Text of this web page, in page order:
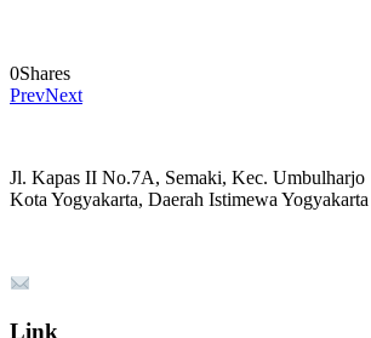
0Shares
PrevNext
Jl. Kapas II No.7A, Semaki, Kec. Umbulharjo
Kota Yogyakarta, Daerah Istimewa
Link